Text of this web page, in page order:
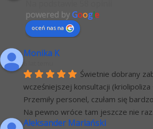
powered byGoogle
oceń nas na
Monika K
Świetnie dobrany
wcześniejszej konsultacji
Przemiły personel, czułam się
Na pewno wróce tam jeszcze nie raz.
Aleksander Mariański